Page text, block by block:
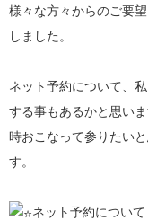
様々な方々からのご要
しました。
ネット予約について、
する事もあるかと思い
時おこなって参りたい
す。
ネット予約について